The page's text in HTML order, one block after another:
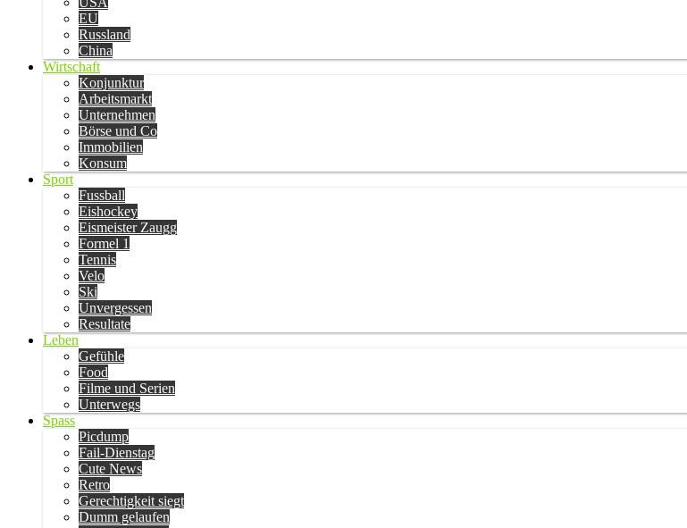
EU
Russland
China
Wirtschaft
Konjunktur
Arbeitsmarkt
Unternehmen
Börse und Co
Immobilien
Konsum
Sport
Fussball
Eishockey
Eismeister Zaugg
Formel 1
Tennis
Velo
Ski
Unvergessen
Resultate
Leben
Gefühle
Food
Filme und Serien
Unterwegs
Spass
Picdump
Fail-Dienstag
Cute News
Retro
Gerechtigkeit siegt
Dumm gelaufen